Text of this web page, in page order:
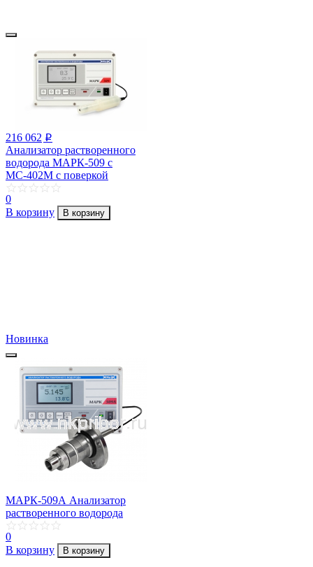
216 062 p
Анализатор растворенного
водорода МАРК-509 с
МС-402М с поверкой
0
В корзину
В корзину
Новинка
МАРК-509А Анализатор
растворенного водорода
0
В корзину
В корзину